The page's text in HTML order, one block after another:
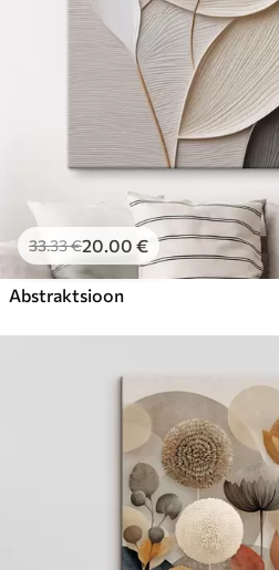
33.33€20.00 €
Abstraktsioon